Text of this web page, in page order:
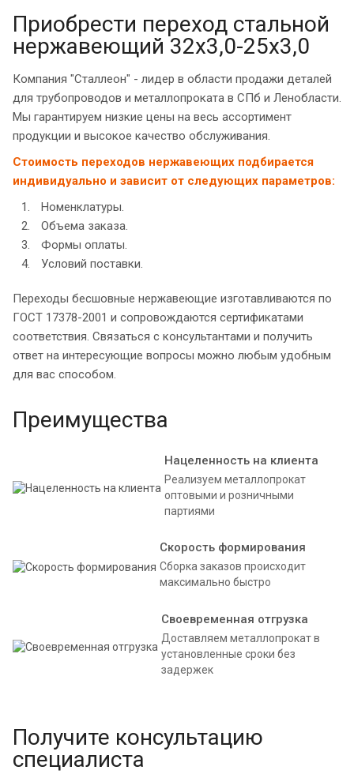
Приобрести переход стальной
нержавеющий 32х3,0-25х3,0
Компания "Сталлеон" - лидер в области продажи деталей
для трубопроводов и металлопроката в СПб и Ленобласти.
Мы гарантируем низкие цены на весь ассортимент
продукции и высокое качество обслуживания.
Стоимость переходов нержавеющих подбирается
индивидуально и зависит от следующих параметров:
Номенклатуры.
Объема заказа.
Формы оплаты.
Условий поставки.
Переходы бесшовные нержавеющие изготавливаются по
ГОСТ 17378-2001 и сопровождаются сертификатами
соответствия. Связаться с консультантами и получить
ответ на интересующие вопросы можно любым удобным
для вас способом.
Преимущества
Нацеленность на клиента
Реализуем металлопрокат
оптовыми и розничными
партиями
Скорость формирования
Сборка заказов происходит
максимально быстро
Своевременная отгрузка
Доставляем металлопрокат в
установленные сроки без
задержек
Получите консультацию
специалиста